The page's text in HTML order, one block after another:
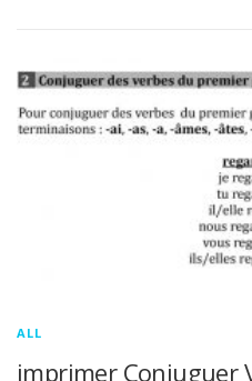
ALL
imprimer Conjuguer